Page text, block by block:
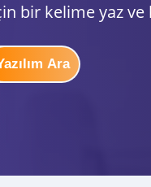
bir kelime yaz ve
Ara